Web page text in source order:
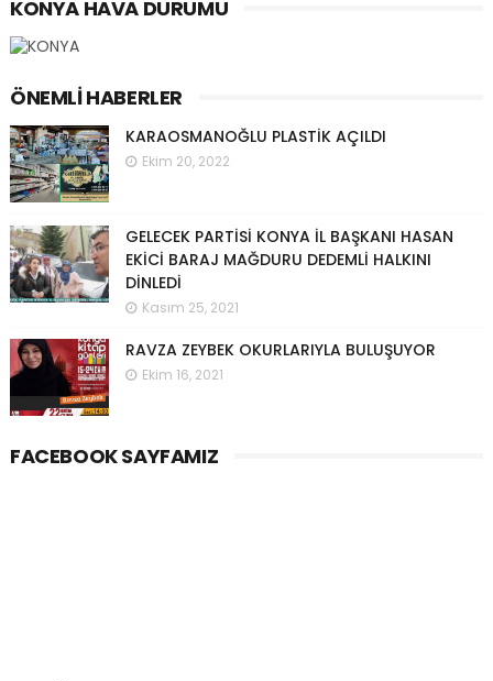
KONYA HAVA DURUMU
ÖNEMLI HABERLER
KARAOSMANOĞLU PLASTİK AÇILDI
Ekim 20, 2022
GELECEK PARTİSİ KONYA İL BAŞKANI HASAN
EKİCİ BARAJ MAĞDURU DEDEMLİ HALKINI
DİNLEDİ
Kasım 25, 2021
RAVZA ZEYBEK OKURLARIYLA BULUŞUYOR
Ekim 16, 2021
FACEBOOK SAYFAMIZ